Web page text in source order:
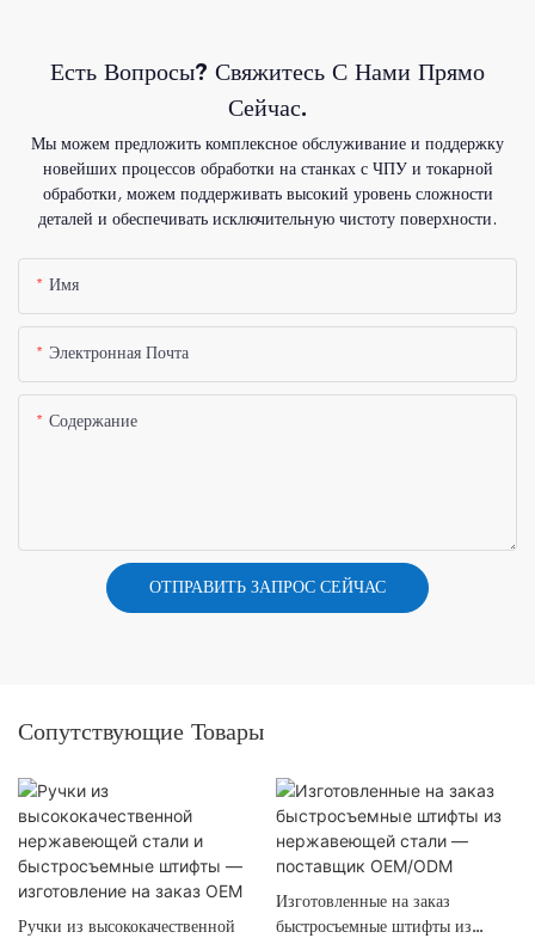
Есть Вопросы? Свяжитесь С Нами Прямо
Сейчас.
Мы можем предложить комплексное обслуживание и поддержку
новейших процессов обработки на станках с ЧПУ и токарной
обработки, можем поддерживать высокий уровень сложности
деталей и обеспечивать исключительную чистоту поверхности.
Имя
Электронная Почта
Содержание
ОТПРАВИТЬ ЗАПРОС СЕЙЧАС
Сопутствующие Товары
Ручки из высококачественной
Изготовленные на заказ
быстросъемные штифты из